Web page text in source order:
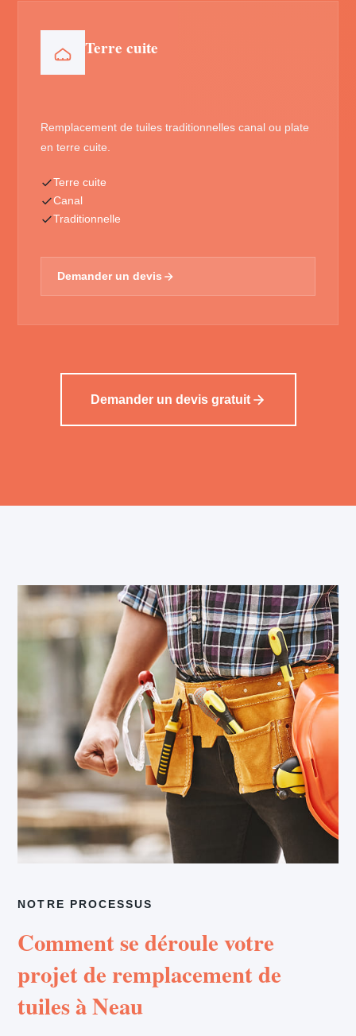
Terre cuite
Remplacement de tuiles traditionnelles canal ou plate
en terre cuite.
Terre cuite
Canal
Traditionnelle
Demander un devis
Demander un devis gratuit
NOTRE PROCESSUS
Comment se déroule votre
projet de remplacement de
tuiles à Neau